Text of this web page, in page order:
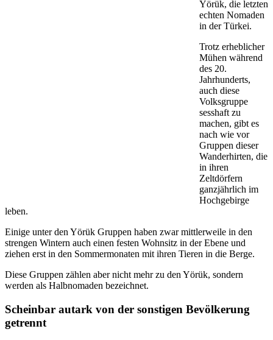
Yörük, die letzten
echten Nomaden
in der Türkei.
Trotz erheblicher
Mühen während
des 20.
Jahrhunderts,
auch diese
Volksgruppe
sesshaft zu
machen, gibt es
nach wie vor
Gruppen dieser
Wanderhirten, die
in ihren
Zeltdörfern
ganzjährlich im
Hochgebirge
leben.
Einige unter den Yörük Gruppen haben zwar mittlerweile in den
strengen Wintern auch einen festen Wohnsitz in der Ebene und
ziehen erst in den Sommermonaten mit ihren Tieren in die Berge.
Diese Gruppen zählen aber nicht mehr zu den Yörük, sondern
werden als Halbnomaden bezeichnet.
Scheinbar autark von der sonstigen Bevölkerung
getrennt